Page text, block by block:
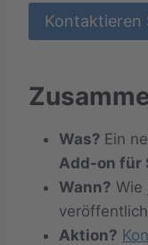
Kontaktieren
Was? Ein
Add-on für
Wann? Wie
Aktion?